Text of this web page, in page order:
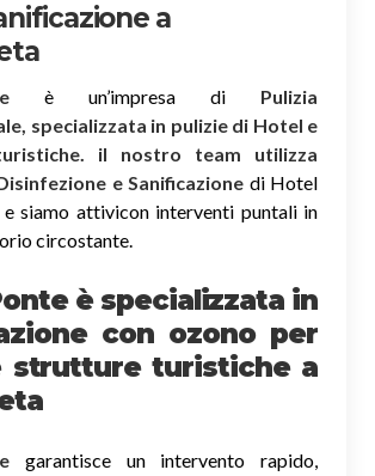
a
è un’impresa di Pulizia
specializzata in pulizie di Hotel e
il nostro team utilizza
e Sanificazione di Hotel
e siamo attivicon interventi puntali in
circostante.
è specializzata in
con ozono per
strutture turistiche a
garantisce un intervento rapido,